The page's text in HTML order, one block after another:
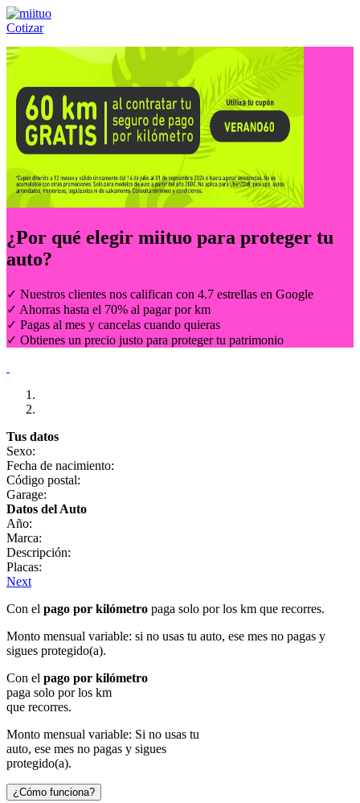
Cotizar
Llámanos al:(55) 84-21-05-00 ó
¿Por qué elegir miituo para proteger tu
auto?
✓ Nuestros clientes nos califican con 4.7 estrellas en Google
✓ Ahorras hasta el 70% al pagar por km
✓ Pagas al mes y cancelas cuando quieras
✓ Obtienes un precio justo para proteger tu patrimonio
Tus datos
Sexo:
Fecha de nacimiento:
Código postal:
Garage:
Datos del Auto
Año:
Marca:
Descripción:
Placas:
Next
Con el pago por kilómetro paga solo por los km que recorres.
Monto mensual variable: si no usas tu auto, ese mes no pagas y
sigues protegido(a).
Con el pago por kilómetro
paga solo por los km
que recorres.
Monto mensual variable: Si no usas tu
auto, ese mes no pagas y sigues
protegido(a).
¿Cómo funciona?